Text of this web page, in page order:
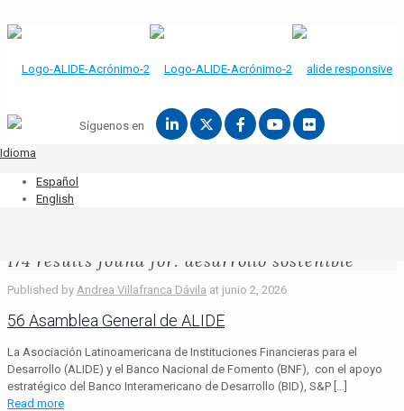
Síguenos en
Idioma
Español
English
174 results found for: desarrollo sostenible
Published by Andrea Villafranca Dávila at junio 2, 2026
56 Asamblea General de ALIDE
La Asociación Latinoamericana de Instituciones Financieras para el
Desarrollo (ALIDE) y el Banco Nacional de Fomento (BNF), con el apoyo
estratégico del Banco Interamericano de Desarrollo (BID), S&P
Read more